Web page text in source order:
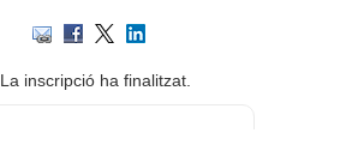
La inscripció ha finalitzat.